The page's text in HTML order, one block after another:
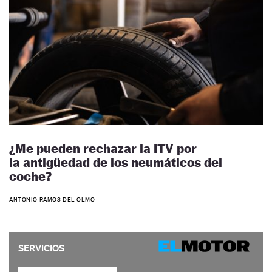
¿Me pueden rechazar la ITV por
la antigüedad de los neumáticos del
coche?
ANTONIO RAMOS DEL OLMO